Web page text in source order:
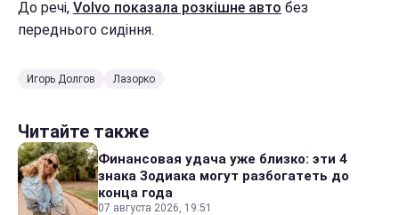
До речі, Volvo показала розкішне авто без
переднього сидіння.
Игорь Долгов Лазорко
Читайте также
Финансовая удача уже близко: эти 4
знака Зодиака могут разбогатеть до
конца года
07 августа 2026, 19:51